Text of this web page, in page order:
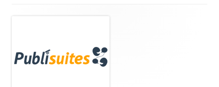
lateral
principal